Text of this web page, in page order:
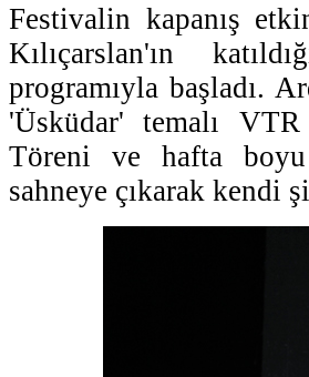
Festivalin kapanış
Kılıçarslan'ın
programıyla başladı.
'Üsküdar' temalı
Töreni ve hafta
sahneye çıkarak kendi